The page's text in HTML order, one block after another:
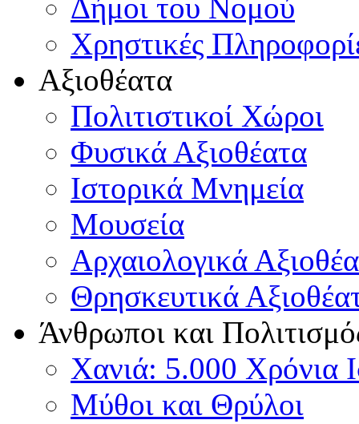
Δήμοι του Νομού
Χρηστικές
Αξιοθέατα
Πολιτιστικοί Χώροι
Φυσικά Αξιοθέατα
Ιστορικά Μνημεία
Μουσεία
Αρχαιολογικά
Θρησκευτικά
Άνθρωποι και
Χανιά: 5.000 Χρόνια
Μύθοι και Θρύλοι